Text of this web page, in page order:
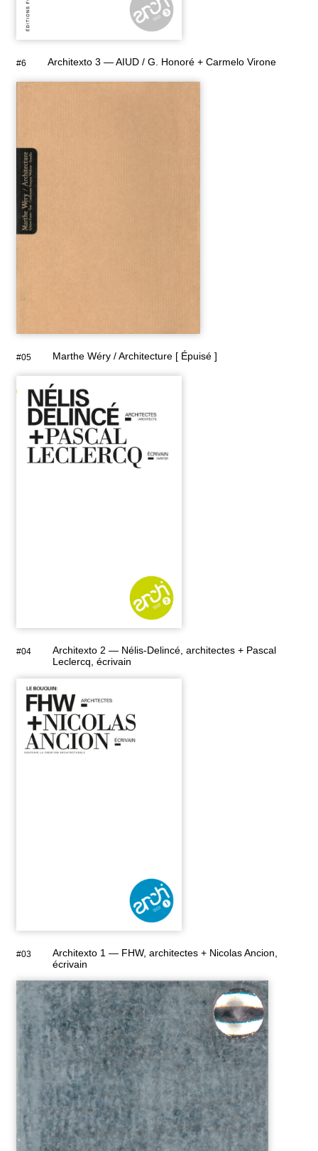
#6 Architexto 3 — AIUD / G. Honoré + Carmelo Virone
#05 Marthe Wéry / Architecture [ Épuisé ]
#04
Architexto 2 — Nélis-Delincé, architectes + Pascal
Leclercq, écrivain
#03
Architexto 1 — FHW, architectes + Nicolas Ancion,
écrivain